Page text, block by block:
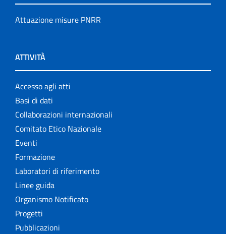
Attuazione misure PNRR
ATTIVITÀ
Accesso agli atti
Basi di dati
Collaborazioni internazionali
Comitato Etico Nazionale
Eventi
Formazione
Laboratori di riferimento
Linee guida
Organismo Notificato
Progetti
Pubblicazioni